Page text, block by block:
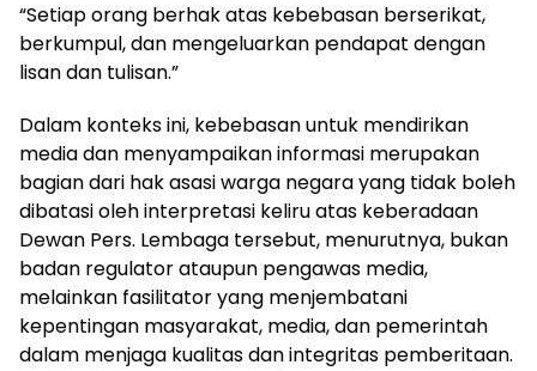
“Setiap orang berhak atas kebebasan berserikat,
berkumpul, dan mengeluarkan pendapat dengan
lisan dan tulisan.”
Dalam konteks ini, kebebasan untuk mendirikan
media dan menyampaikan informasi merupakan
bagian dari hak asasi warga negara yang tidak boleh
dibatasi oleh interpretasi keliru atas keberadaan
Dewan Pers. Lembaga tersebut, menurutnya, bukan
badan regulator ataupun pengawas media,
melainkan fasilitator yang menjembatani
kepentingan masyarakat, media, dan pemerintah
dalam menjaga kualitas dan integritas pemberitaan.